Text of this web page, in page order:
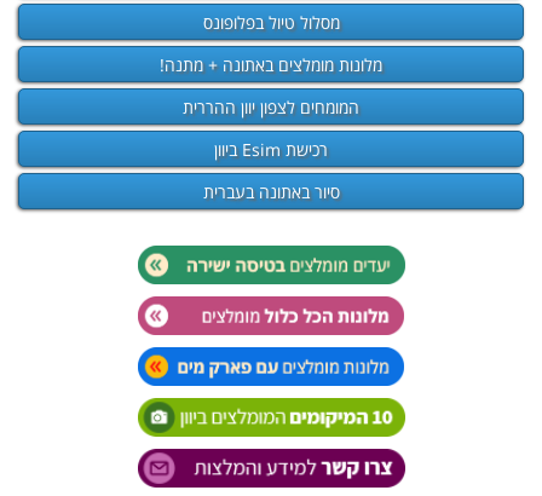
מסלול טיול בפלופונס
מלונות מומלצים באתונה + מתנה!
המומחים לצפון יוון ההררית
רכישת Esim ביוון
סיור באתונה בעברית